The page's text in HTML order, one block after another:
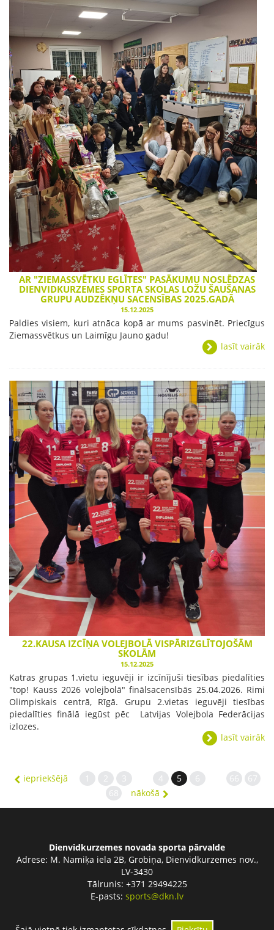
AR "ZIEMASSVĒTKU EGLĪTES" PASĀKUMU NOSLĒDZAS
DIENVIDKURZEMES SPORTA SKOLAS LOŽU ŠAUŠANAS
GRUPU AUDZĒKŅU SACENSĪBAS 2025.GADĀ
15.12.2025
Paldies visiem, kuri atnāca kopā ar mums pasvinēt. Priecīgus
Ziemassvētkus un Laimīgu Jauno gadu!
lasīt vairāk
22.KAUSA IZCĪŅA VOLEJBOLĀ VISPĀRIZGLĪTOJOŠĀM
SKOLĀM
15.12.2025
Katras grupas 1.vietu ieguvēji ir izcīnījuši tiesības piedalīties
"top! Kauss 2026 volejbolā" finālsacensībās 25.04.2026. Rimi
Olimpiskais centrā, Rīgā. Grupu 2.vietas ieguvēji tiesības
piedalīties finālā iegūst pēc Latvijas Volejbola Federācijas
izlozes.
lasīt vairāk
iepriekšējā 2 3 4 5 6 66
67
68
nākošā
Dienvidkurzemes novada sporta pārvalde
Adrese: M. Namiķa iela 2B, Grobiņa, Dienvidkurzemes nov.,
LV-3430
Tālrunis: +371 29494225
E-pasts: sports@dkn.lv